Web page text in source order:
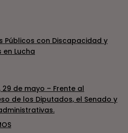
Públicos con Discapacidad y
en Lucha
29 de mayo – Frente al
de los Diputados, el Senado y